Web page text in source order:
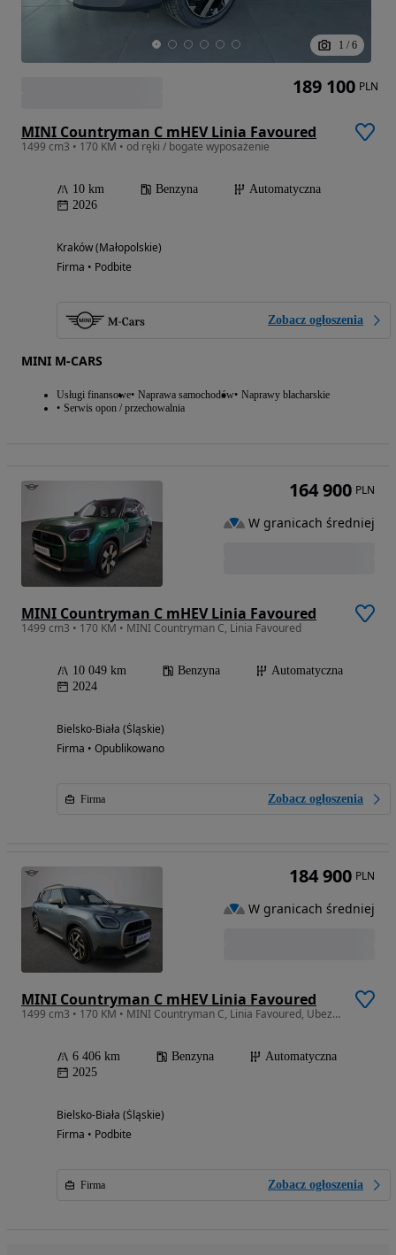
1 / 6
MINI Countryman C mHEV Linia Favoured
1499 cm3 • 170 KM • od ręki / bogate wyposażenie
10 km Benzyna
Automatyczna
2026
Kraków (Małopolskie)
Firma • Podbite
Zobacz ogłoszenia
MINI M-CARS
Usługi finansowe Naprawa samochodów Naprawy blacharskie
Serwis opon / przechowalnia
189 100 PLN
MINI Countryman C mHEV Linia Favoured
1499 cm3 • 170 KM • MINI Countryman C, Linia Favoured
10 049 km Benzyna
Automatyczna
2024
Bielsko-Biała (Śląskie)
Firma • Opublikowano
Firma Zobacz ogłoszenia
164 900 PLN
W granicach średniej
MINI Countryman C mHEV Linia Favoured
1499 cm3 • 170 KM • MINI Countryman C, Linia Favoured, Ubezpieczenie za 1zł!
6 406 km Benzyna
Automatyczna
2025
Bielsko-Biała (Śląskie)
Firma • Podbite
Firma Zobacz ogłoszenia
184 900 PLN
W granicach średniej